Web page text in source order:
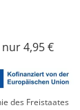
4,95 €
des Freistaates